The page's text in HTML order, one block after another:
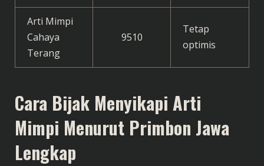
Arti Mimpi
Cahaya
Terang
9510
Tetap
optimis
Cara Bijak Menyikapi Arti
Mimpi Menurut Primbon Jawa
Lengkap